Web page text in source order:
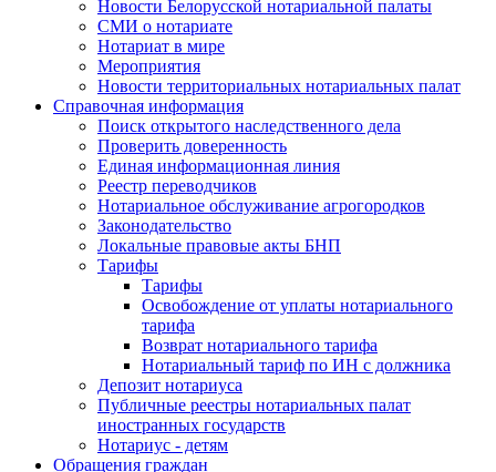
Новости Белорусской нотариальной палаты
СМИ о нотариате
Нотариат в мире
Мероприятия
Новости территориальных нотариальных палат
Справочная информация
Поиск открытого наследственного дела
Проверить доверенность
Единая информационная линия
Реестр переводчиков
Нотариальное обслуживание агрогородков
Законодательство
Локальные правовые акты БНП
Тарифы
Тарифы
Освобождение от уплаты нотариального
тарифа
Возврат нотариального тарифа
Нотариальный тариф по ИН с должника
Депозит нотариуса
Публичные реестры нотариальных палат
иностранных государств
Нотариус - детям
Обращения граждан